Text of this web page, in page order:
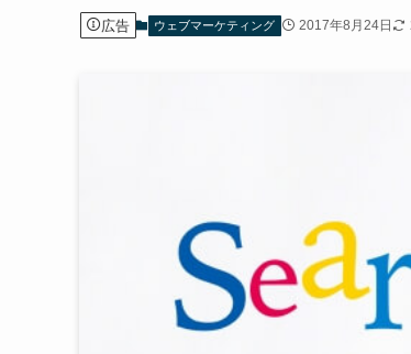
広告 ウェブマーケティング 2017年8月24日